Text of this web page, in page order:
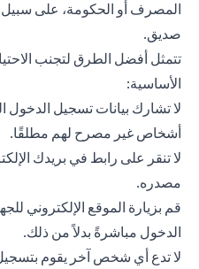
المصرف أو الحكومة، على سبيل
صديق.
تتمثل أفضل الطرق لتجنب
الأساسية:
لا تشارك بيانات تسجيل الدخول
أشخاص غير مصرح لهم مطلقًا.
لا تنقر على رابط في بريدك
مصدره.
قم بزيارة الموقع الإلكتروني
الدخول مباشرةً بدلاً من ذلك.
لا تدع أي شخص آخر يقوم